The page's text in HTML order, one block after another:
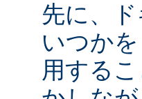
先に、
いつか
用する